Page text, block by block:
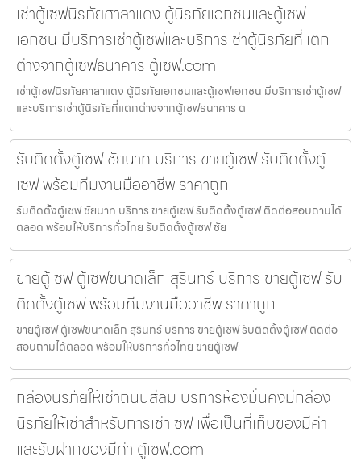
เช่าตู้เซฟนิรภัยศาลาแดง ตู้นิรภัยเอกชนและตู้เซฟ
เอกชน มีบริการเช่าตู้เซฟและบริการเช่าตู้นิรภัยที่แตก
ต่างจากตู้เซฟธนาคาร ตู้เซฟ.com
เช่าตู้เซฟนิรภัยศาลาแดง ตู้นิรภัยเอกชนและตู้เซฟเอกชน มีบริการเช่าตู้เซฟ
และบริการเช่าตู้นิรภัยที่แตกต่างจากตู้เซฟธนาคาร ต
รับติดตั้งตู้เซฟ ชัยนาท บริการ ขายตู้เซฟ รับติดตั้งตู้
เซฟ พร้อมทีมงานมืออาชีพ ราคาถูก
รับติดตั้งตู้เซฟ ชัยนาท บริการ ขายตู้เซฟ รับติดตั้งตู้เซฟ ติดต่อสอบถามได้
ตลอด พร้อมให้บริการทั่วไทย รับติดตั้งตู้เซฟ ชัย
ขายตู้เซฟ ตู้เซฟขนาดเล็ก สุรินทร์ บริการ ขายตู้เซฟ รับ
ติดตั้งตู้เซฟ พร้อมทีมงานมืออาชีพ ราคาถูก
ขายตู้เซฟ ตู้เซฟขนาดเล็ก สุรินทร์ บริการ ขายตู้เซฟ รับติดตั้งตู้เซฟ ติดต่อ
สอบถามได้ตลอด พร้อมให้บริการทั่วไทย ขายตู้เซฟ
กล่องนิรภัยให้เช่าถนนสีลม บริการห้องมั่นคงมีกล่อง
นิรภัยให้เช่าสำหรับการเช่าเซฟ เพื่อเป็นที่เก็บของมีค่า
และรับฝากของมีค่า ตู้เซฟ.com